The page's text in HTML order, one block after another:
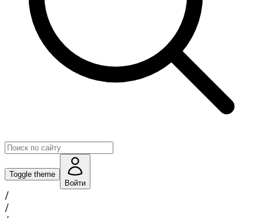
Toggle theme
Войти
/
/